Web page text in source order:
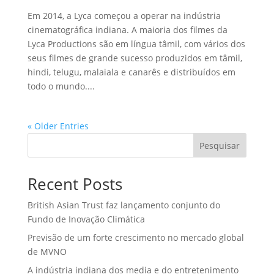
Em 2014, a Lyca começou a operar na indústria
cinematográfica indiana. A maioria dos filmes da
Lyca Productions são em língua tâmil, com vários dos
seus filmes de grande sucesso produzidos em tâmil,
hindi, telugu, malaiala e canarês e distribuídos em
todo o mundo....
« Older Entries
Pesquisar
Recent Posts
British Asian Trust faz lançamento conjunto do
Fundo de Inovação Climática
Previsão de um forte crescimento no mercado global
de MVNO
A indústria indiana dos media e do entretenimento